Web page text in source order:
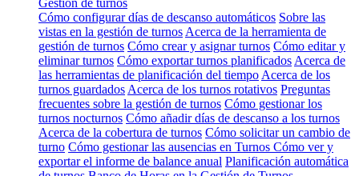
Cómo configurar días de descanso automáticos Sobre las
vistas en la gestión de turnos Acerca de la herramienta de
gestión de turnos Cómo crear y asignar turnos Cómo editar y
eliminar turnos Cómo exportar turnos planificados Acerca de
las herramientas de planificación del tiempo Acerca de los
turnos guardados Acerca de los turnos rotativos Preguntas
frecuentes sobre la gestión de turnos Cómo gestionar los
turnos nocturnos Cómo añadir días de descanso a los turnos
Acerca de la cobertura de turnos Cómo solicitar un cambio de
turno Cómo gestionar las ausencias en Turnos Cómo ver y
exportar el informe de balance anual Planificación automática